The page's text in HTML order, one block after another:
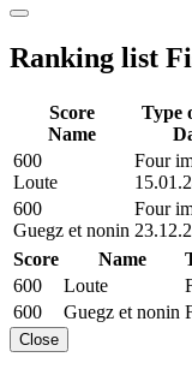
Ranking list
Score
Name
Type
600
Loute
Four
600
Guegz et nonin
Four
Score
Name
600
Loute
600
Guegz et nonin
Close